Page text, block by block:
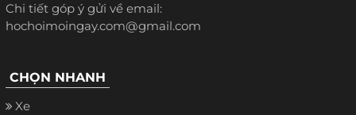
Chi tiết góp ý gửi về email:
hochoimoingay.com@gmail.com
CHỌN NHANH
Xe